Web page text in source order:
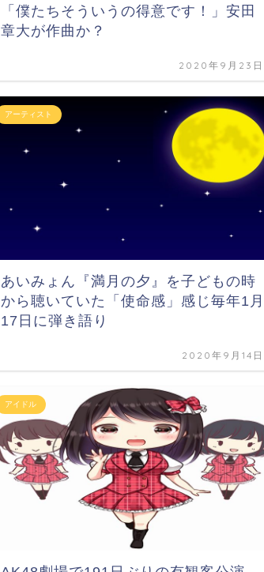
「僕たちそういうの得意です！」安田
章大が作曲か？
2020年9月23日
アーティスト
あいみょん『満月の夕』を子どもの時
から聴いていた「使命感」感じ毎年1月
17日に弾き語り
2020年9月14日
アイドル